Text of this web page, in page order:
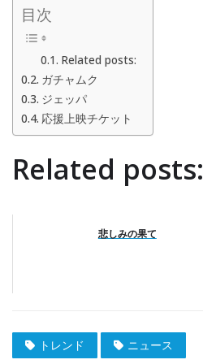
目次
Related posts:
ガチャムク
ジェッパ
応援上映チケット
Related posts:
悲しみの果て
トレンド ニュース